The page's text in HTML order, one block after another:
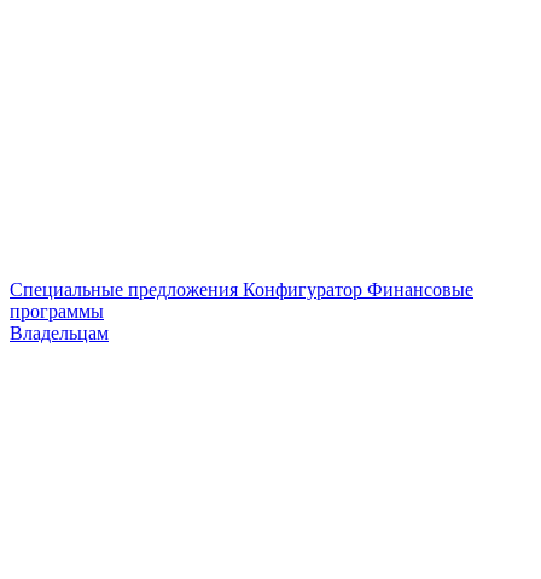
Специальные предложения Конфигуратор Финансовые
программы
Владельцам